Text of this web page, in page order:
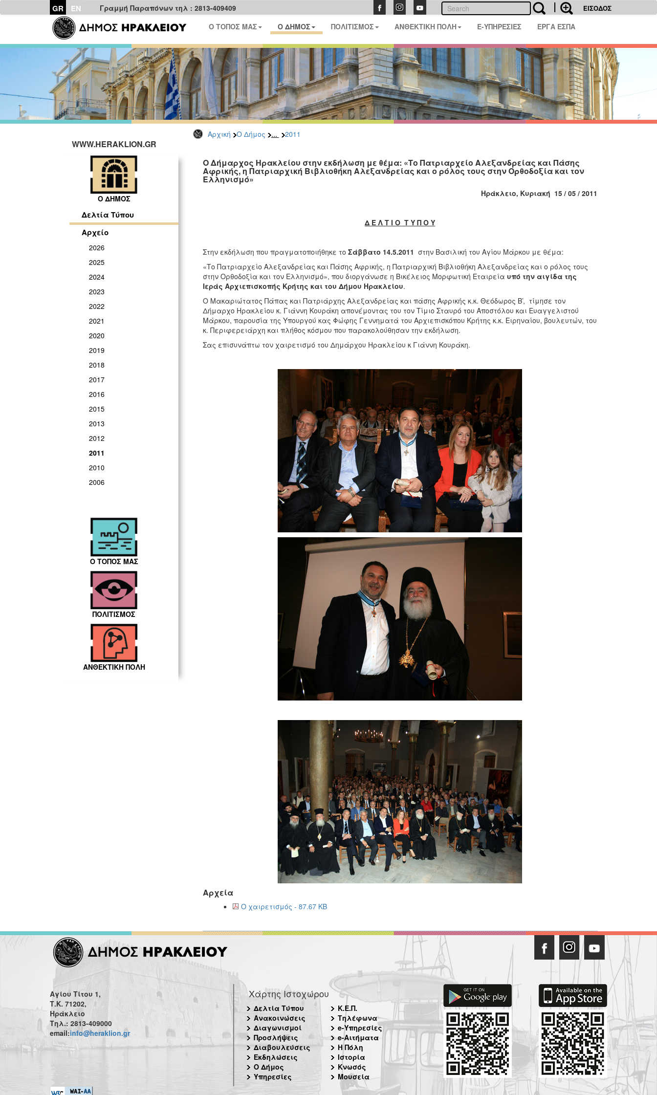
GR EN Γραμμή Παραπόνων τηλ : 2813-409409 ΕΙΣΟΔΟΣ
Ο ΤΟΠΟΣ ΜΑΣ Ο ΔΗΜΟΣ ΠΟΛΙΤΙΣΜΟΣ ΑΝΘΕΚΤΙΚΗ ΠΟΛΗ E-ΥΠΗΡΕΣΙΕΣ ΕΡΓΑ ΕΣΠΑ
Αρχική Ο Δήμος ... 2011
WWW.HERAKLION.GR
Ο ΔΗΜΟΣ
Δελτία Τύπου
Αρχείο
2026
2025
2024
2023
2022
2021
2020
2019
2018
2017
2016
2015
2013
2012
2011
2010
2006
Ο ΤΟΠΟΣ ΜΑΣ
ΠΟΛΙΤΙΣΜΟΣ
ΑΝΘΕΚΤΙΚΗ ΠΟΛΗ
Ο Δήμαρχος Ηρακλείου στην εκδήλωση με θέμα: «Το Πατριαρχείο Αλεξανδρείας και Πάσης
Αφρικής, η Πατριαρχική Βιβλιοθήκη Αλεξανδρείας και ο ρόλος τους στην Ορθοδοξία και τον
Ελληνισμό»
Ηράκλειο, Κυριακή 15 / 05 / 2011
Δ Ε Λ Τ Ι Ο Τ Υ Π Ο Υ
Στην εκδήλωση που πραγματοποιήθηκε το Σάββατο 14.5.2011 στην Βασιλική του Αγίου Μάρκου με θέμα:
«Το Πατριαρχείο Αλεξανδρείας και Πάσης Αφρικής, η Πατριαρχική Βιβλιοθήκη Αλεξανδρείας και ο ρόλος τους
στην Ορθοδοξία και τον Ελληνισμό», που διοργάνωσε η Βικέλειος Μορφωτική Εταιρεία υπό την αιγίδα της
Ιεράς Αρχιεπισκοπής Κρήτης και του Δήμου Ηρακλείου.
Ο Μακαριώτατος Πάπας και Πατριάρχης Αλεξανδρείας και πάσης Αφρικής κ.κ. Θεόδωρος Β’, τίμησε τον
Δήμαρχο Ηρακλείου κ. Γιάννη Κουράκη απονέμοντας του τον Τίμιο Σταυρό του Αποστόλου και Ευαγγελιστού
Μάρκου, παρουσία της Υπουργού κας Φώφης Γεννηματά του Αρχιεπισκόπου Κρήτης κ.κ. Ειρηναίου, βουλευτών, του
κ. Περιφερειάρχη και πλήθος κόσμου που παρακολούθησαν την εκδήλωση.
Σας επισυνάπτω τον χαιρετισμό του Δημάρχου Ηρακλείου κ Γιάννη Κουράκη.
Αρχεία
Ο χαιρετισμός - 87.67 KB
Αγίου Τίτου 1,
Τ.Κ. 71202,
Ηράκλειο
Τηλ.: 2813-409000
email:info@heraklion.gr
Χάρτης Ιστοχώρου
Δελτία Τύπου
Ανακοινώσεις
Διαγωνισμοί
Προσλήψεις
Διαβουλεύσεις
Εκδηλώσεις
Ο Δήμος
Υπηρεσίες
Κ.Ε.Π.
Τηλέφωνα
e-Υπηρεσίες
e-Αιτήματα
Η Πόλη
Ιστορία
Κνωσός
Μουσεία